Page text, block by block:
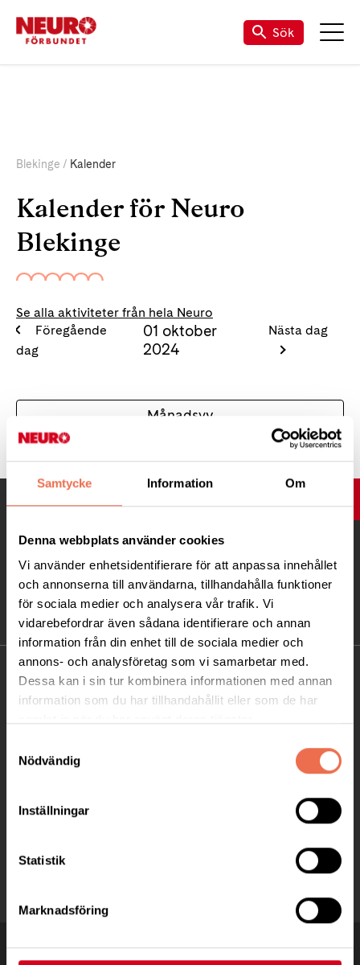
Samtycke Information Om
Denna webbplats använder cookies
Vi använder enhetsidentifierare för att anpassa innehållet
och annonserna till användarna, tillhandahålla funktioner
för sociala medier och analysera vår trafik. Vi
vidarebefordrar även sådana identifierare och annan
information från din enhet till de sociala medier och
annons- och analysföretag som vi samarbetar med.
Dessa kan i sin tur kombinera informationen med annan
information som du har tillhandahållit eller som de har
Nödvändig
Inställningar
Statistik
Marknadsföring
Om Neuro Blekinge
Sök
Blekinge Kalender
Kalender för Neuro
Blekinge
Se alla aktiviteter från hela Neuro
Föregående
dag
01 oktober
2024
Nästa dag
Månadsvy
KONTAKT
Hallvägen 8, 37277 Backaryd
blekinge@neuro.se